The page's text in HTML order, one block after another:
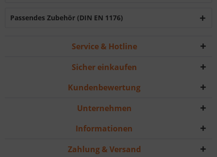
Passendes Zubehör (DIN EN 1176)
Service & Hotline
Sicher einkaufen
Kundenbewertung
Unternehmen
Informationen
Zahlung & Versand